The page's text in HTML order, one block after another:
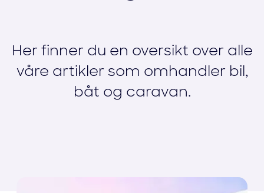
Her finner du en oversikt over alle
våre artikler som omhandler bil,
båt og caravan.